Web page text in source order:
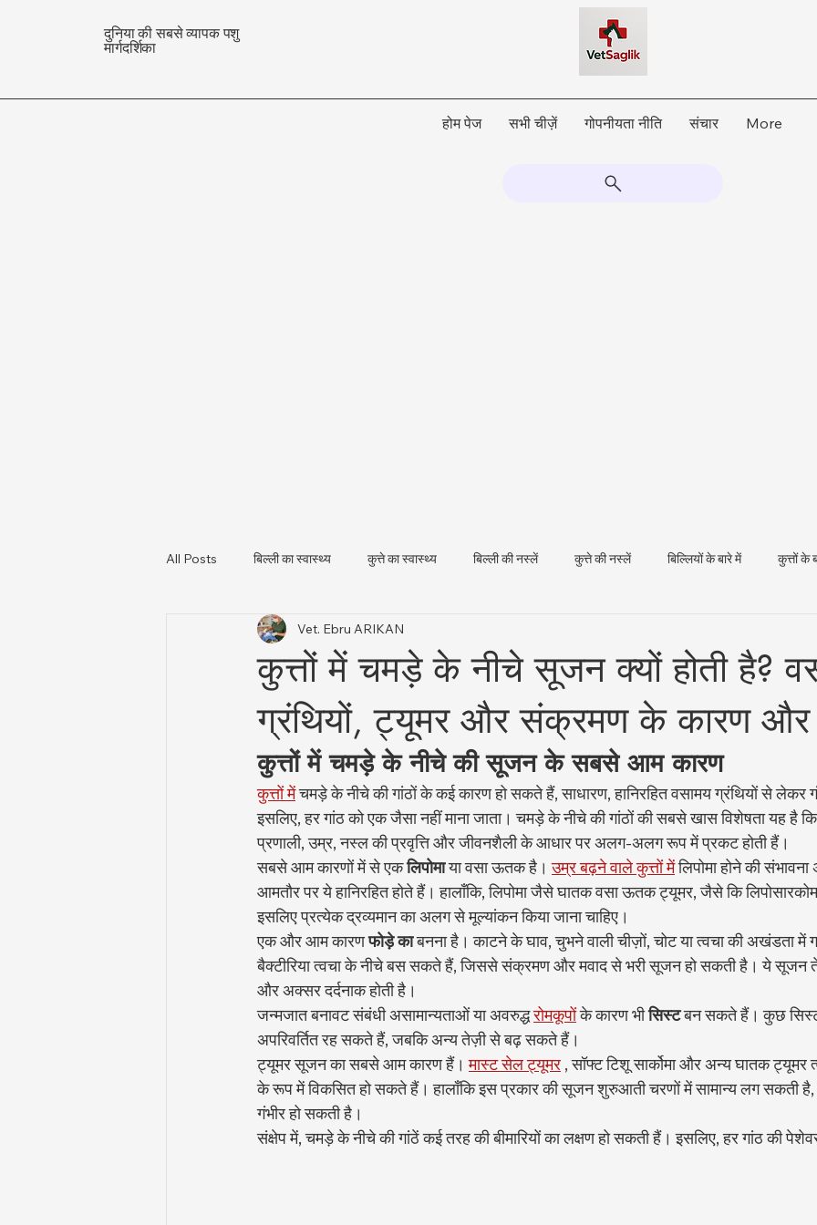
दुनिया की सबसे व्यापक पशु
मार्गदर्शिका
होम पेज सभी चीज़ें गोपनीयता नीति संचार More
All Posts बिल्ली का स्वास्थ्य कुत्ते का स्वास्थ्य बिल्ली की नस्लें कुत्ते की नस्लें बिल्लियों के बारे में कुत्तों के
पशु स्वास्थ्य और नियामकीय अपडेट पशुधन स्वास्थ्य
कुत्तों में चमड़े के नीचे सूजन क्यों होती है?
ग्रंथियों, ट्यूमर और संक्रमण के कारण और
Vet. Ebru ARIKAN
कुत्तों में चमड़े के नीचे की सूजन के सबसे आम कारण
कुत्तों में चमड़े के नीचे की गांठों के कई कारण हो सकते हैं, साधारण, हानिरहित वसामय ग्रंथियों से
इसलिए, हर गांठ को एक जैसा नहीं माना जाता। चमड़े के नीचे की गांठों की सबसे खास विशेषता यह है कि
प्रणाली, उम्र, नस्ल की प्रवृत्ति और जीवनशैली के आधार पर अलग-अलग रूप में प्रकट होती हैं।
सबसे आम कारणों में से एक लिपोमा या वसा ऊतक है। उम्र बढ़ने वाले कुत्तों में लिपोमा होने की
आमतौर पर ये हानिरहित होते हैं। हालाँकि, लिपोमा जैसे घातक वसा ऊतक ट्यूमर, जैसे कि
इसलिए प्रत्येक द्रव्यमान का अलग से मूल्यांकन किया जाना चाहिए।
एक और आम कारण फोड़े का बनना है। काटने के घाव, चुभने वाली चीज़ों, चोट या त्वचा की अखंडता
बैक्टीरिया त्वचा के नीचे बस सकते हैं, जिससे संक्रमण और मवाद से भरी सूजन हो सकती है। ये
और अक्सर दर्दनाक होती है।
जन्मजात बनावट संबंधी असामान्यताओं या अवरुद्ध रोमकूपों के कारण भी सिस्ट बन सकते हैं। कुछ सिस्ट
अपरिवर्तित रह सकते हैं, जबकि अन्य तेज़ी से बढ़ सकते हैं।
ट्यूमर सूजन का सबसे आम कारण हैं। मास्ट सेल ट्यूमर , सॉफ्ट टिशू सार्कोमा और अन्य घातक ट्यूमर
के रूप में विकसित हो सकते हैं। हालाँकि इस प्रकार की सूजन शुरुआती चरणों में सामान्य लग सकती
गंभीर हो सकती है।
संक्षेप में, चमड़े के नीचे की गांठें कई तरह की बीमारियों का लक्षण हो सकती हैं। इसलिए, हर गांठ की